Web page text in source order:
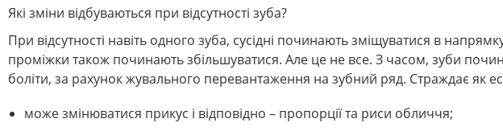
Які зміни відбуваються при відсутності зуба?
При відсутності навіть одного зуба, сусідні починають зміщуватися в
проміжки також починають збільшуватися. Але це не все. З часом, зуби
боліти, за рахунок жувального перевантаження на зубний ряд. Страждає як
може змінюватися прикус і відповідно – пропорції та риси обличчя;